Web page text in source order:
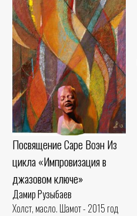
Посвящение Саре Воэн Из
цикла «Импровизация в
джазовом ключе»
Дамир Рузыбаев
Холст, масло. Шамот - 2015 год